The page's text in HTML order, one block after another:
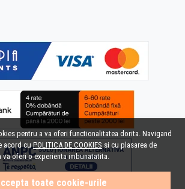
pentru a va oferi functionalitatea dorita. Navigand
acord cuPOLITICA DE COOKIES si cu plasarea de
oferi o experienta imbunatatita.
toate cookie-urile